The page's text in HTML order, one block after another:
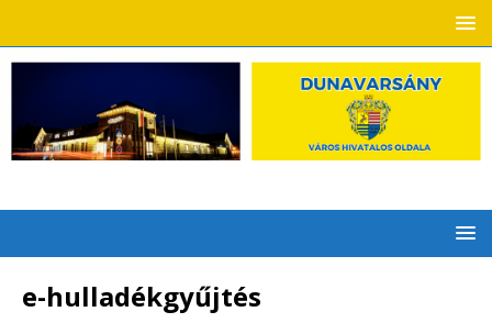
e-hulladékgyűjtés